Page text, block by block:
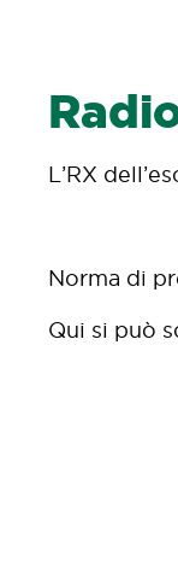
L’RX
Norma di
Qui si può